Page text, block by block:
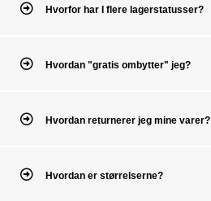
Hvorfor har I flere lagerstatusser?
Hvordan "gratis ombytter" jeg?
Hvordan returnerer jeg mine varer?
Hvordan er størrelserne?